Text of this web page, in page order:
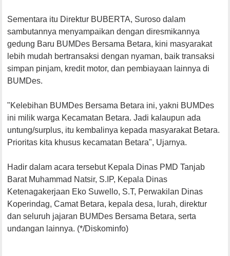
Sementara itu Direktur BUBERTA, Suroso dalam
sambutannya menyampaikan dengan diresmikannya
gedung Baru BUMDes Bersama Betara, kini masyarakat
lebih mudah bertransaksi dengan nyaman, baik transaksi
simpan pinjam, kredit motor, dan pembiayaan lainnya di
BUMDes.
"Kelebihan BUMDes Bersama Betara ini, yakni BUMDes
ini milik warga Kecamatan Betara. Jadi kalaupun ada
untung/surplus, itu kembalinya kepada masyarakat Betara.
Prioritas kita khusus kecamatan Betara", Ujarnya.
Hadir dalam acara tersebut Kepala Dinas PMD Tanjab
Barat Muhammad Natsir, S.IP, Kepala Dinas
Ketenagakerjaan Eko Suwello, S.T, Perwakilan Dinas
Koperindag, Camat Betara, kepala desa, lurah, direktur
dan seluruh jajaran BUMDes Bersama Betara, serta
undangan lainnya. (*/Diskominfo)